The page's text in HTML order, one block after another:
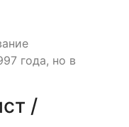
года, но в
/